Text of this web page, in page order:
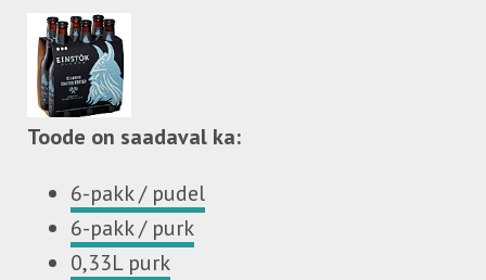
Toode on saadaval ka:
6-pakk / pudel
6-pakk / purk
0,33L purk